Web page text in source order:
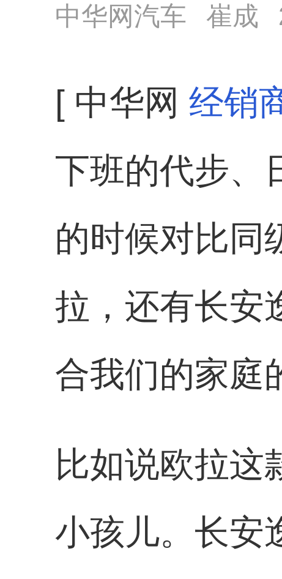
中华网汽车 崔成
[ 中华网 经销
下班的代步、
的时候对比同
拉，还有长安
合我们的家庭
比如说欧拉这
小孩儿。长安